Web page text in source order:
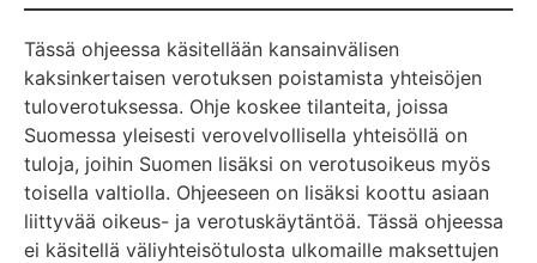
Tässä ohjeessa käsitellään kansainvälisen
kaksinkertaisen verotuksen poistamista yhteisöjen
tuloverotuksessa. Ohje koskee tilanteita, joissa
Suomessa yleisesti verovelvollisella yhteisöllä on
tuloja, joihin Suomen lisäksi on verotusoikeus myös
toisella valtiolla. Ohjeeseen on lisäksi koottu asiaan
liittyvää oikeus- ja verotuskäytäntöä. Tässä ohjeessa
ei käsitellä väliyhteisötulosta ulkomaille maksettujen